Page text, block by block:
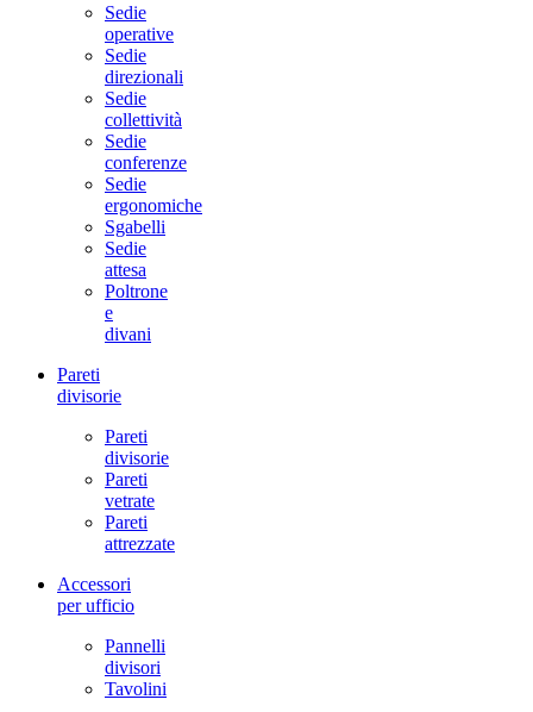
Sedie
operative
Sedie
direzionali
Sedie
collettività
Sedie
conferenze
Sedie
ergonomiche
Sgabelli
Sedie
attesa
Poltrone
e
divani
Pareti
divisorie
Pareti
divisorie
Pareti
vetrate
Pareti
attrezzate
Accessori
per ufficio
Pannelli
divisori
Tavolini